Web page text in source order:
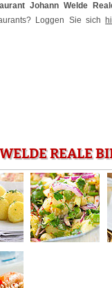
Johann Welde
Loggen Sie sich
REALE